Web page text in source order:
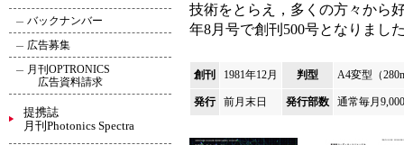
バックナンバー
広告募集
月刊OPTRONICS
広告資料請求
提携誌
月刊Photonics Spectra
技術をとらえ，多くの方々から
年8月号で創刊500号となりまし
創刊 1981年12月 判型 A4変型（
発行 前月末日 発行部数 通常毎月